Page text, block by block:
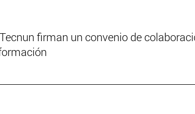
firman un convenio de